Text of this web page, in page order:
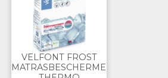
VELFONT FROST
MATRASBESCHERMER